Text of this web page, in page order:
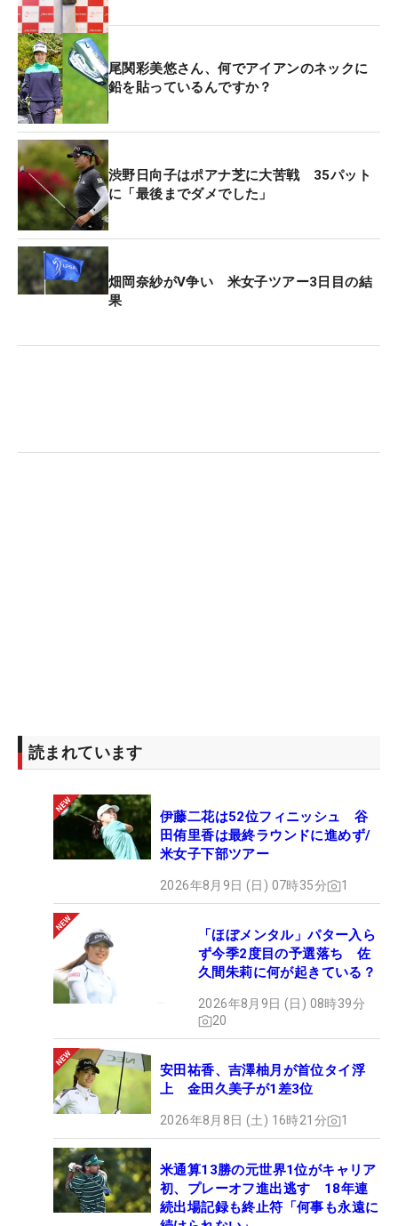
尾関彩美悠さん、何でアイアンのネックに
鉛を貼っているんですか？
渋野日向子はポアナ芝に大苦戦 35パット
に「最後までダメでした」
畑岡奈紗がV争い 米女子ツアー3日目の結
果
読まれています
伊藤二花は52位フィニッシュ 谷
田侑里香は最終ラウンドに進めず/
米女子下部ツアー
2026年8月9日 (日) 07時35分 1
「ほぼメンタル」パター入ら
ず今季2度目の予選落ち 佐
久間朱莉に何が起きている？
2026年8月9日 (日) 08時39分
20
安田祐香、吉澤柚月が首位タイ浮
上 金田久美子が1差3位
2026年8月8日 (土) 16時21分 1
米通算13勝の元世界1位がキャリア
初、プレーオフ進出逃す 18年連
続出場記録も終止符「何事も永遠に